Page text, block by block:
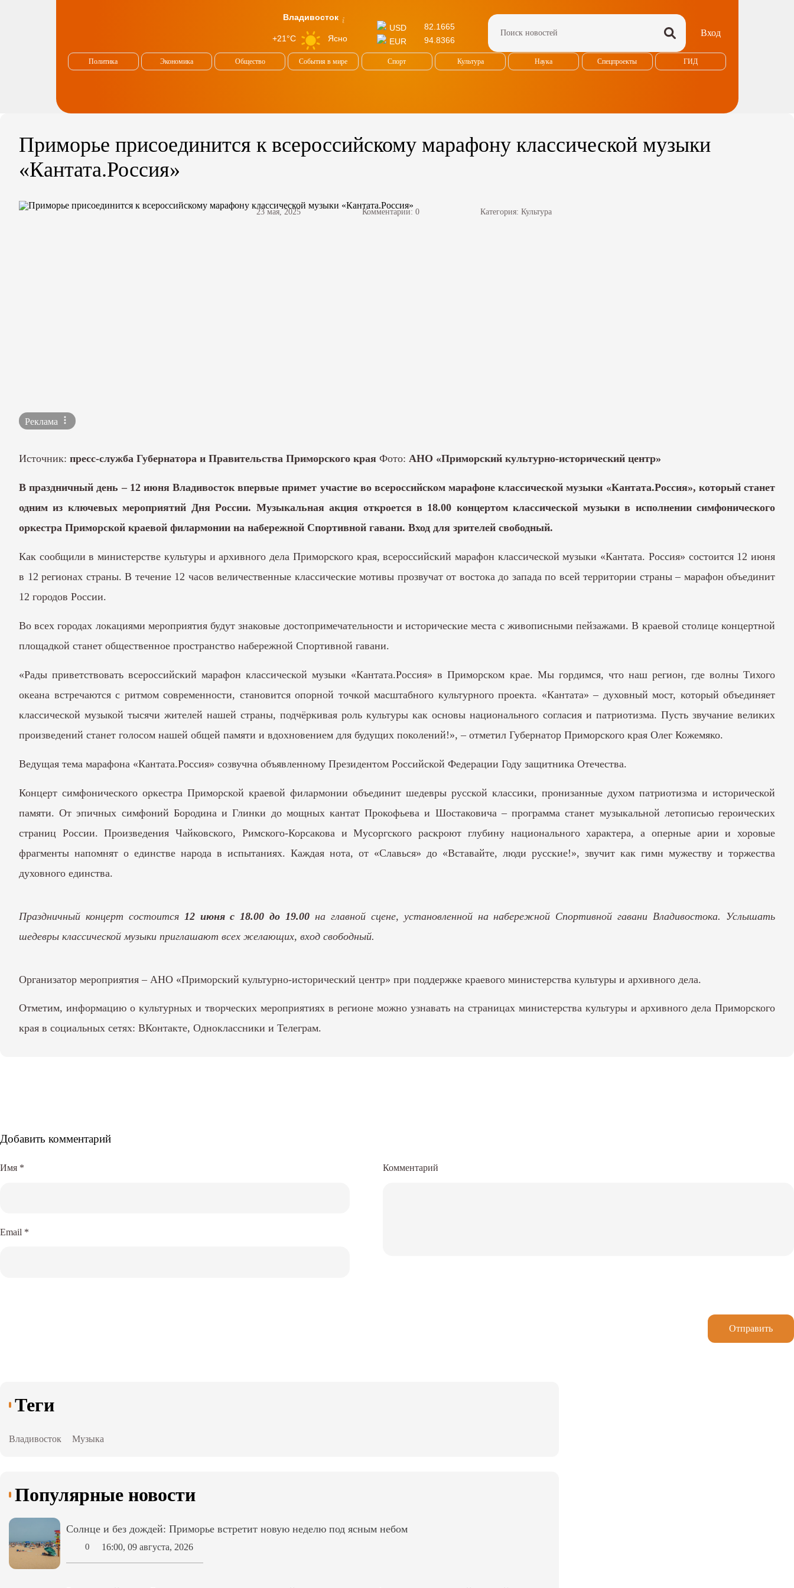
Владивосток
+21°C Ясно
USD
82.1665
EUR
94.8366
Вход
Политика Экономика Общество События в мире Спорт Культура Наука Спецпроекты ГИД
Приморье присоединится к всероссийскому марафону классической музыки
«Кантата.Россия»
23 мая, 2025 Комментарии: 0 Категория: Культура
Реклама
Источник: пресс-служба Губернатора и Правительства Приморского края Фото: АНО «Приморский культурно-исторический центр»
В праздничный день – 12 июня Владивосток впервые примет участие во всероссийском марафоне классической музыки «Кантата.Россия», который станет
одним из ключевых мероприятий Дня России. Музыкальная акция откроется в 18.00 концертом классической музыки в исполнении симфонического
оркестра Приморской краевой филармонии на набережной Спортивной гавани. Вход для зрителей свободный.
Как сообщили в министерстве культуры и архивного дела Приморского края, всероссийский марафон классической музыки «Кантата. Россия» состоится 12 июня
в 12 регионах страны. В течение 12 часов величественные классические мотивы прозвучат от востока до запада по всей территории страны – марафон объединит
12 городов России.
Во всех городах локациями мероприятия будут знаковые достопримечательности и исторические места с живописными пейзажами. В краевой столице концертной
площадкой станет общественное пространство набережной Спортивной гавани.
«Рады приветствовать всероссийский марафон классической музыки «Кантата.Россия» в Приморском крае. Мы гордимся, что наш регион, где волны Тихого
океана встречаются с ритмом современности, становится опорной точкой масштабного культурного проекта. «Кантата» – духовный мост, который объединяет
классической музыкой тысячи жителей нашей страны, подчёркивая роль культуры как основы национального согласия и патриотизма. Пусть звучание великих
произведений станет голосом нашей общей памяти и вдохновением для будущих поколений!», – отметил Губернатор Приморского края Олег Кожемяко.
Ведущая тема марафона «Кантата.Россия» созвучна объявленному Президентом Российской Федерации Году защитника Отечества.
Концерт симфонического оркестра Приморской краевой филармонии объединит шедевры русской классики, пронизанные духом патриотизма и исторической
памяти. От эпичных симфоний Бородина и Глинки до мощных кантат Прокофьева и Шостаковича – программа станет музыкальной летописью героических
страниц России. Произведения Чайковского, Римского-Корсакова и Мусоргского раскроют глубину национального характера, а оперные арии и хоровые
фрагменты напомнят о единстве народа в испытаниях. Каждая нота, от «Славься» до «Вставайте, люди русские!», звучит как гимн мужеству и торжества
духовного единства.
Праздничный концерт состоится 12 июня с 18.00 до 19.00 на главной сцене, установленной на набережной Спортивной гавани Владивостока. Услышать
шедевры классической музыки приглашают всех желающих, вход свободный.
Организатор мероприятия – АНО «Приморский культурно-исторический центр» при поддержке краевого министерства культуры и архивного дела.
Отметим, информацию о культурных и творческих мероприятиях в регионе можно узнавать на страницах министерства культуры и архивного дела Приморского
края в социальных сетях: ВКонтакте, Одноклассники и Телеграм.
Добавить комментарий
Комментарий
Имя *
Email *
Отправить
Теги
Владивосток Музыка
Популярные новости
Солнце и без дождей: Приморье встретит новую неделю под ясным небом
0 16:00, 09 августа, 2026